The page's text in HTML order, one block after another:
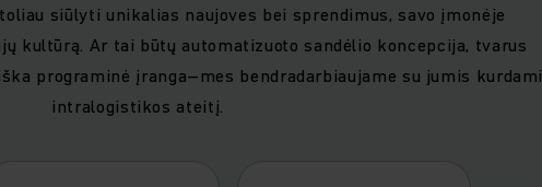
siūlyti unikalias naujoves bei sprendimus, savo įmonėje
kultūrą. Ar tai būtų automatizuoto sandėlio koncepcija, tvarus
programinė įranga–mes bendradarbiaujame su jumis kurdami
intralogistikos ateitį.